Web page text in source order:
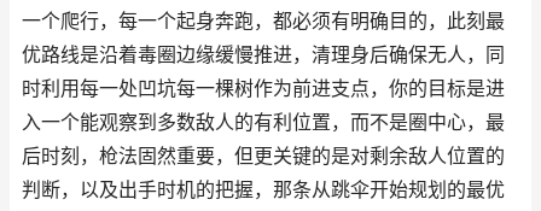
一个爬行，每一个起身奔跑，都必须有明确目的，此刻最
优路线是沿着毒圈边缘缓慢推进，清理身后确保无人，同
时利用每一处凹坑每一棵树作为前进支点，你的目标是进
入一个能观察到多数敌人的有利位置，而不是圈中心，最
后时刻，枪法固然重要，但更关键的是对剩余敌人位置的
判断，以及出手时机的把握，那条从跳伞开始规划的最优